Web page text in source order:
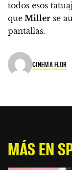
todos esos
que Miller se
pantallas.
CINEMA FLOR
MÁS EN